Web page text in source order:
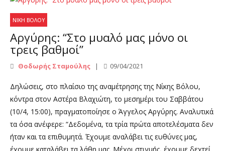
ΝΊΚΗ ΒΌΛΟΥ
Αργύρης: “Στο μυαλό μας μόνο οι
τρεις βαθμοί”
Θοδωρής Σταμούλης 09/04/2021
Δηλώσεις, στο πλαίσιο της αναμέτρησης της Νίκης Βόλου,
κόντρα στον Αστέρα Βλαχιώτη, το μεσημέρι του Σαββάτου
(10/4, 15:00), πραγματοποίησε ο Άγγελος Αργύρης. Αναλυτικά
τα όσα ανέφερε: “Δεδομένα, τα τρία πρώτα αποτελέσματα δεν
ήταν και τα επιθυμητά. Έχουμε αναλάβει τις ευθύνες μας,